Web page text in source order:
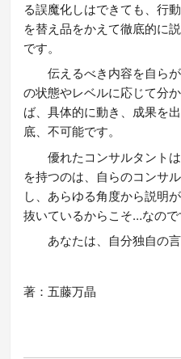
る誤魔化しはできても、行
を替え品をかえて徹底的に
です。
伝えるべき内容を自ら
の状態やレベルに応じて分
ば、具体的に動き、成果を
底、不可能です。
優れたコンサルタントは
を持つのは、自らのコンサ
し、あらゆる角度から説明
抜いているからこそ…なので
あなたは、自分独自の
著：五藤万晶